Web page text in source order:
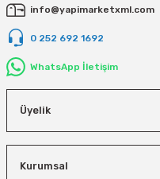
info@yapimarketxml.com
0 252 692 1692
WhatsApp İletişim
Üyelik
Kurumsal